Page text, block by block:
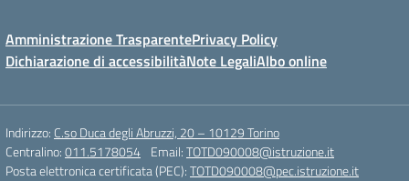
Amministrazione TrasparentePrivacy Policy
Dichiarazione di accessibilitàNote LegaliAlbo online
Indirizzo: C.so Duca degli Abruzzi, 20 – 10129 Torino
Centralino:011.5178054 Email:TOTD090008@istruzione.it
Posta elettronica certificata (PEC):TOTD090008@pec.istruzione.it